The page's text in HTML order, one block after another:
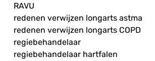
RAVU
redenen verwijzen longarts astma
redenen verwijzen longarts COPD
regiebehandelaar
regiebehandelaar hartfalen